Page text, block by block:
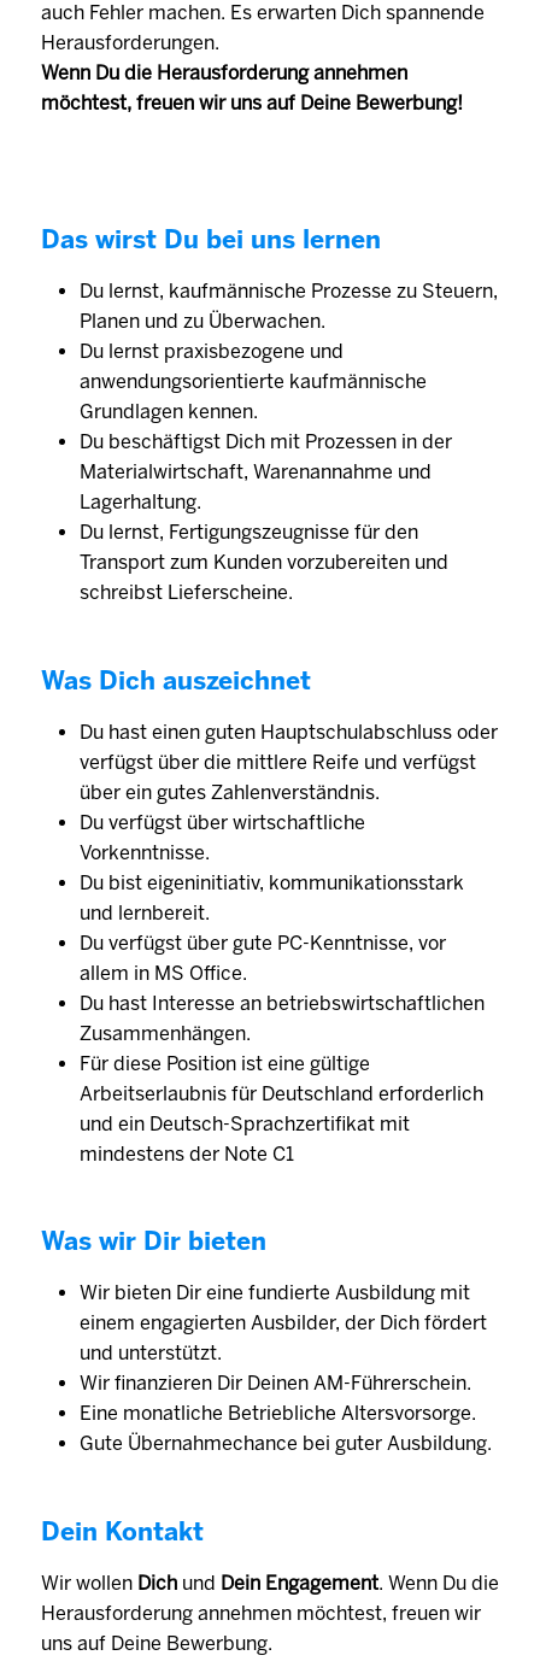
auch Fehler machen. Es erwarten Dich spannende
Herausforderungen.
Wenn Du die Herausforderung annehmen
möchtest, freuen wir uns auf Deine Bewerbung!
Das wirst Du bei uns lernen
Du lernst, kaufmännische Prozesse zu Steuern,
Planen und zu Überwachen.
Du lernst praxisbezogene und
anwendungsorientierte kaufmännische
Grundlagen kennen.
Du beschäftigst Dich mit Prozessen in der
Materialwirtschaft, Warenannahme und
Lagerhaltung.
Du lernst, Fertigungszeugnisse für den
Transport zum Kunden vorzubereiten und
schreibst Lieferscheine.
Was Dich auszeichnet
Du hast einen guten Hauptschulabschluss oder
verfügst über die mittlere Reife und verfügst
über ein gutes Zahlenverständnis.
Du verfügst über wirtschaftliche
Vorkenntnisse.
Du bist eigeninitiativ, kommunikationsstark
und lernbereit.
Du verfügst über gute PC-Kenntnisse, vor
allem in MS Office.
Du hast Interesse an betriebswirtschaftlichen
Zusammenhängen.
Für diese Position ist eine gültige
Arbeitserlaubnis für Deutschland erforderlich
und ein Deutsch-Sprachzertifikat mit
mindestens der Note C1
Was wir Dir bieten
Wir bieten Dir eine fundierte Ausbildung mit
einem engagierten Aus­bilder, der Dich fördert
und unter­stützt.
Wir finanzieren Dir Deinen AM-Führerschein.
Eine monat­liche Betrieb­liche Alters­vorsorge.
Gute Übernahmechance bei guter Ausbildung.
Dein Kontakt
Wir wollen Dich und Dein Engagement. Wenn Du die
Herausforderung annehmen möchtest, freuen wir
uns auf Deine Bewerbung.